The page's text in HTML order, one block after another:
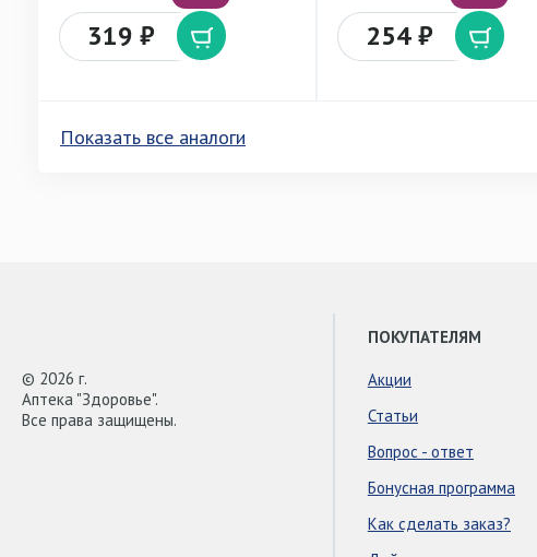
319 ₽ 254 ₽
Показать все аналоги
© 2026 г.
Аптека "Здоровье".
Все права защищены.
ПОКУПАТЕЛЯМ
Акции
Статьи
Вопрос - ответ
Бонусная программа
Как сделать заказ?